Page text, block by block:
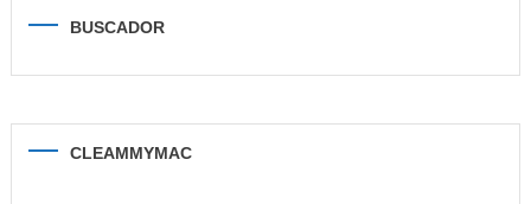
BUSCADOR
CLEAMMYMAC